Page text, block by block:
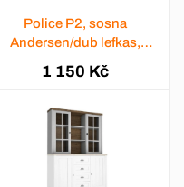
Police P2, sosna
Andersen/dub lefkas,
1 150 Kč